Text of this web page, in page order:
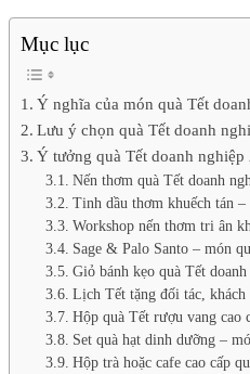
Mục lục
Ý nghĩa của món quà Tết
Lưu ý chọn quà Tết doanh
Ý tưởng quà Tết doanh nghiệp
Nến thơm quà Tết doanh
Tinh dầu thơm khuếch tán
Workshop nến thơm tri ân
Sage & Palo Santo – món
Giỏ bánh kẹo quà Tết
Lịch Tết tặng đối tác, khách
Hộp quà Tết rượu vang cao
Set quà hạt dinh dưỡng –
Hộp trà hoặc cafe cao cấp